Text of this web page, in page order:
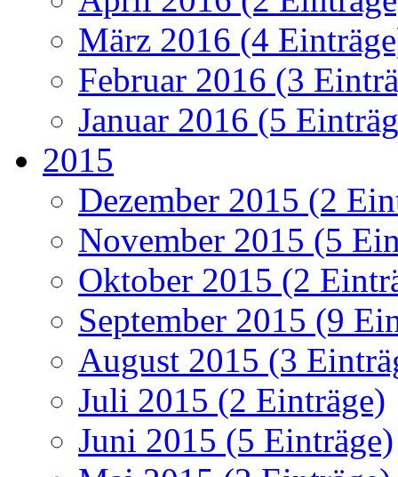
März 2016 (4
Februar 2016 (3
Januar 2016 (5
2015
Dezember 2015 (2
November 2015 (5
Oktober 2015 (2
September 2015 (9
August 2015 (3
Juli 2015 (2 Einträge)
Juni 2015 (5 Einträge)